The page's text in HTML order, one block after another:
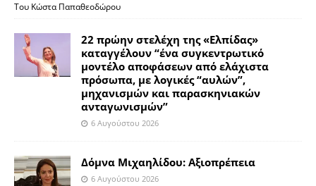
Του Κώστα Παπαθεοδώρου
22 πρώην στελέχη της «Ελπίδας»
καταγγέλουν “ένα συγκεντρωτικό
μοντέλο αποφάσεων από ελάχιστα
πρόσωπα, με λογικές “αυλών”,
μηχανισμών και παρασκηνιακών
ανταγωνισμών”
6 Αυγούστου 2026
Δόμνα Μιχαηλίδου: Αξιοπρέπεια
6 Αυγούστου 2026